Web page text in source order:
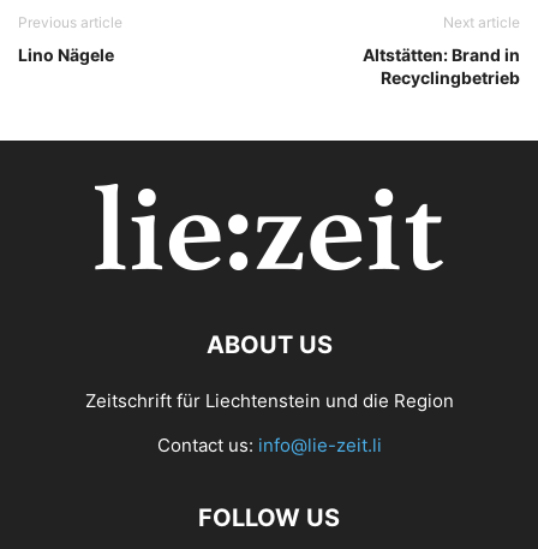
Previous article
Lino Nägele
Next article
Altstätten: Brand in
Recyclingbetrieb
ABOUT US
Zeitschrift für Liechtenstein und die Region
Contact us: info@lie-zeit.li
FOLLOW US